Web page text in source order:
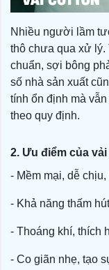
Nhiều người lầm
thô chưa qua xử lý.
chuẩn, sợi bông
số nhà sản xuất
tính ổn định mà
theo quy định.
2. Ưu điểm của
- Mềm mại, dễ
- Khả năng thấm
- Thoáng khí, thích
- Co giãn nhẹ, tạo